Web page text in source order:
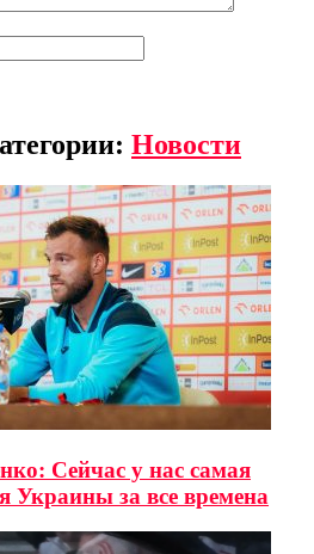
Новости
Сейчас у нас самая
Украины за все времена